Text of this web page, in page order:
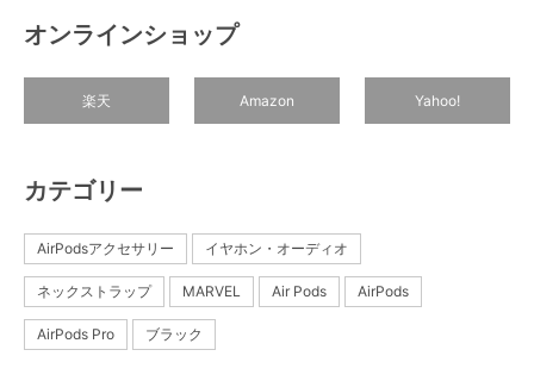
オンラインショップ
楽天 Amazon Yahoo!
カテゴリー
AirPodsアクセサリー イヤホン・オーディオ
ネックストラップ MARVEL Air Pods AirPods
AirPods Pro ブラック